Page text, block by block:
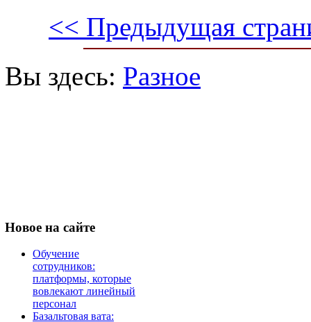
<< Предыдущая
Вы здесь: Разное
Новое на сайте
Обучение
сотрудников:
платформы, которые
вовлекают линейный
персонал
Базальтовая вата: